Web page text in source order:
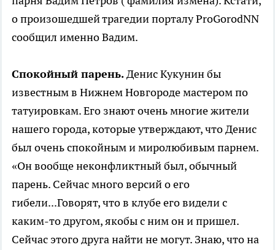
о произошедшей трагедии порталу ProGorodNN
сообщил именно Вадим.
Спокойный парень.Денис Кукунин бы
известным в Нижнем Новгороде мастером по
татуировкам. Его знают очень многие жители
нашего города, которые утверждают, что Денис
был очень спокойным и миролюбивым парнем.
«Он вообще неконфликтный был, обычный
парень. Сейчас много версий о его
гибели...Говорят, что в клубе его видели с
каким-то другом, якобы с ним он и пришел.
Сейчас этого друга найти не могут. Знаю, что на